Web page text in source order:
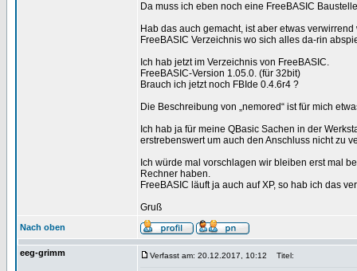
Da muss ich eben noch eine FreeBASIC
Hab das auch gemacht, ist aber etwas
FreeBASIC Verzeichnis wo sich alles da-rin
Ich hab jetzt im Verzeichnis von FreeBASIC.
FreeBASIC-Version 1.05.0. (für 32bit)
Brauch ich jetzt noch FBIde 0.4.6r4 ?
Die Beschreibung von „nemored“ ist für mich
Ich hab ja für meine QBasic Sachen in der
erstrebenswert um auch den Anschluss nicht zu
Ich würde mal vorschlagen wir bleiben erst mal
Rechner haben.
FreeBASIC läuft ja auch auf XP, so hab ich das
Gruß
Nach oben
eeg-grimm Verfasst am: 20.12.2017, 10:12 Titel: